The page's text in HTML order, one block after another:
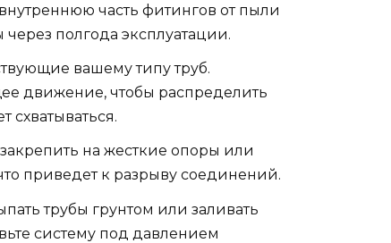
часть фитингов от пыли
полгода эксплуатации.
вашему типу труб.
движение, чтобы распределить
схватываться.
на жесткие опоры или
приведет к разрыву соединений.
трубы грунтом или заливать
систему под давлением